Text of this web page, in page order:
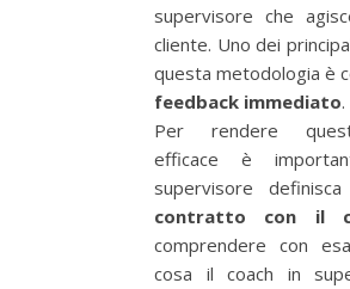
supervisore che
cliente. Uno dei
questa metodologia è
feedback immediato.
Per rendere
efficace è
supervisore
contratto con il
comprendere con
cosa il coach in